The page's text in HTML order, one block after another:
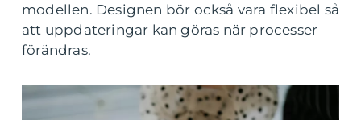
modellen. Designen bör också vara flexibel så
att uppdateringar kan göras när processer
förändras.